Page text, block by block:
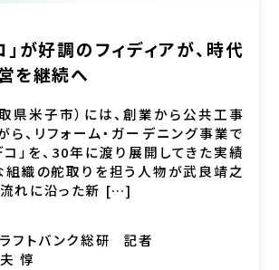
」が好調のフィディアが、時代
を継続へ
取県米子市）には、創業から公共工事
ら、リフォーム・ガーデニング事業で
コ」を、30年に渡り展開してきた実績
組織の舵取りを担う人物が武良靖之
流れに沿った新 […]
フトバンク総研
記者
惇